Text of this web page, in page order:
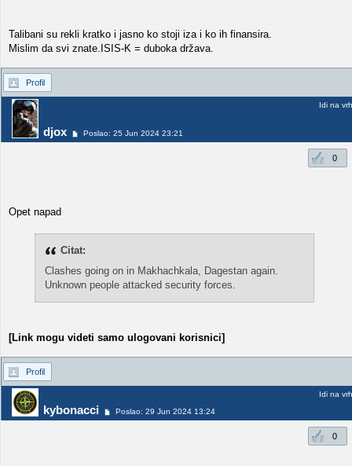
Talibani su rekli kratko i jasno ko stoji iza i ko ih finansira.
Mislim da svi znate.ISIS-K = duboka država.
Profil
djox Poslao: 25 Jun 2024 23:21
Idi na vrh
0
Opet napad
Citat:
Clashes going on in Makhachkala, Dagestan again.
Unknown people attacked security forces.
[Link mogu videti samo ulogovani korisnici]
Profil
kybonacci Poslao: 29 Jun 2024 13:24
Idi na vrh
0